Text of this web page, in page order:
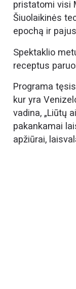
pristatomi visi
Šiuolaikinės
epochą ir
Spektaklio
receptus
Programa
kur yra
vadina, „Liūtų
pakankamai
apžiūrai,